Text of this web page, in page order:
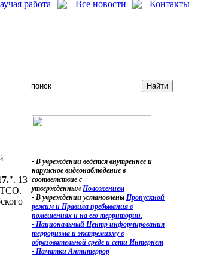
работа Все новости Контакты
". 13
- В учреждении ведется внутреннее и
наружное видеонаблюдение в
соответствие с
утвержденным Положением
- В учреждении установлены Пропускной
режим и Правила пребывания в
помещениях и на его территории.
- Национальный Центр информирования
терроризма и экстремизму в
образовательной среде и сети Интернет
- Памятки Антитеррор